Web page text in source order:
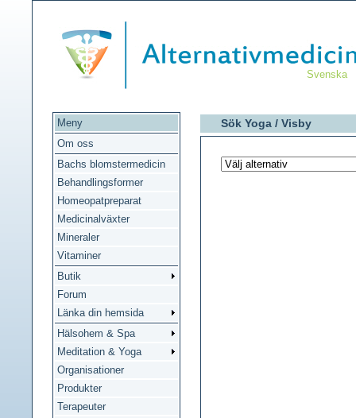
Svenska
Meny
Om oss
Bachs blomstermedicin
Behandlingsformer
Homeopatpreparat
Medicinalväxter
Mineraler
Vitaminer
Butik
Forum
Länka din hemsida
Hälsohem & Spa
Meditation & Yoga
Organisationer
Produkter
Terapeuter
Sök Yoga / Visby